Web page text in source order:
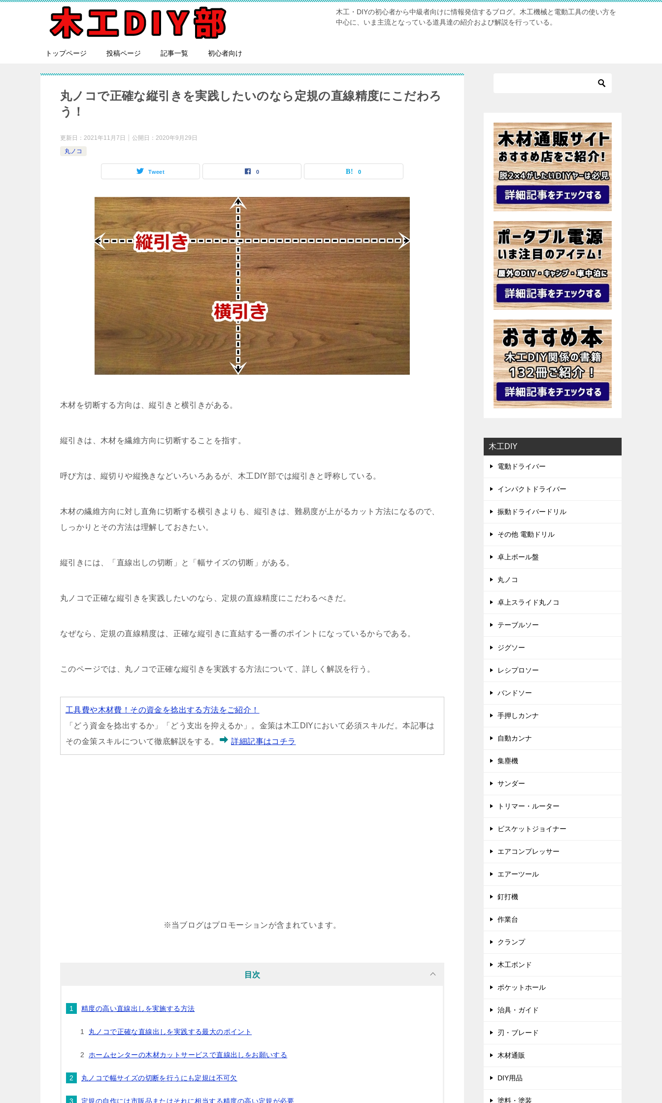
木工・DIYの初心者から中級者向けに情報発信するブログ。木工機械と電動工具の使い方を
中心に、いま主流となっている道具達の紹介および解説を行っている。
トップページ 投稿ページ 記事一覧 初心者向け
丸ノコで正確な縦引きを実践したいのなら定規の直線精度にこだわろ
う！
更新日： 2021年11月7日 公開日： 2020年9月29日
丸ノコ
Tweet 0 0
木材を切断する方向は、縦引きと横引きがある。
縦引きは、木材を繊維方向に切断することを指す。
呼び方は、縦切りや縦挽きなどいろいろあるが、木工DIY部では縦引きと呼称している。
木材の繊維方向に対し直角に切断する横引きよりも、縦引きは、難易度が上がるカット方法になるので、
しっかりとその方法は理解しておきたい。
縦引きには、「直線出しの切断」と「幅サイズの切断」がある。
丸ノコで正確な縦引きを実践したいのなら、定規の直線精度にこだわるべきだ。
なぜなら、定規の直線精度は、正確な縦引きに直結する一番のポイントになっているからである。
このページでは、丸ノコで正確な縦引きを実践する方法について、詳しく解説を行う。
工具費や木材費！その資金を捻出する方法をご紹介！
「どう資金を捻出するか」「どう支出を抑えるか」。金策は木工DIYにおいて必須スキルだ。本記事は
その金策スキルについて徹底解説をする。
詳細記事はコチラ
※当ブログはプロモーションが含まれています。
目次
精度の高い直線出しを実施する方法
丸ノコで正確な直線出しを実践する最大のポイント
ホームセンターの木材カットサービスで直線出しをお願いする
丸ノコで幅サイズの切断を行うにも定規は不可欠
定規の自作には市販品またはそれに相当する精度の高い定規が必要
木工DIY
電動ドライバー
インパクトドライバー
振動ドライバードリル
その他 電動ドリル
卓上ボール盤
丸ノコ
卓上スライド丸ノコ
テーブルソー
ジグソー
レシプロソー
バンドソー
手押しカンナ
自動カンナ
集塵機
サンダー
トリマー・ルーター
ビスケットジョイナー
エアコンプレッサー
エアーツール
釘打機
作業台
クランプ
木工ボンド
ポケットホール
治具・ガイド
刃・ブレード
木材通販
DIY用品
塗料・塗装